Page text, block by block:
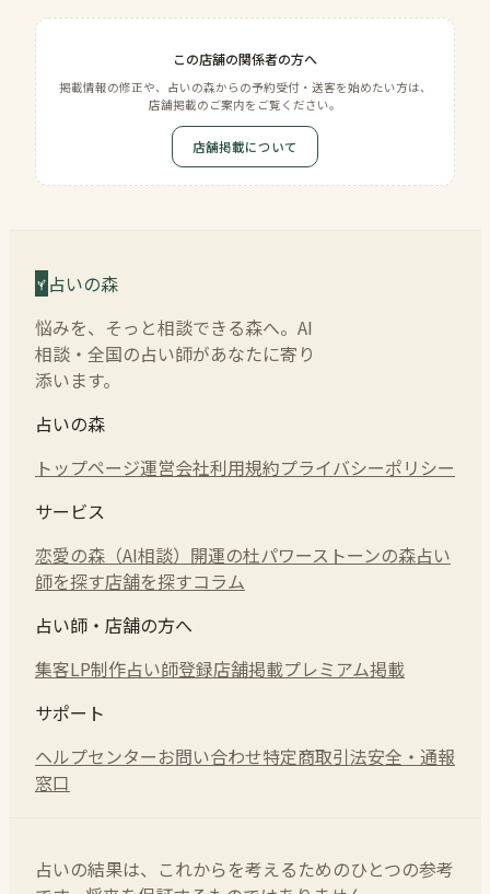
この店舗の関係者の方へ
掲載情報の修正や、占いの森からの予約受付・送客を始めたい方は、
店舗掲載のご案内をご覧ください。
店舗掲載について
占いの森
悩みを、そっと相談できる森へ。AI
相談・全国の占い師があなたに寄り
添います。
占いの森
トップページ運営会社利用規約プライバシーポリシー
サービス
恋愛の森（AI相談） 開運の杜パワーストーンの森占い
師を探す店舗を探すコラム
占い師・店舗の方へ
集客LP制作占い師登録店舗掲載プレミアム掲載
サポート
ヘルプセンターお問い合わせ特定商取引法安全・通報
窓口
占いの結果は、これからを考えるためのひとつの参考